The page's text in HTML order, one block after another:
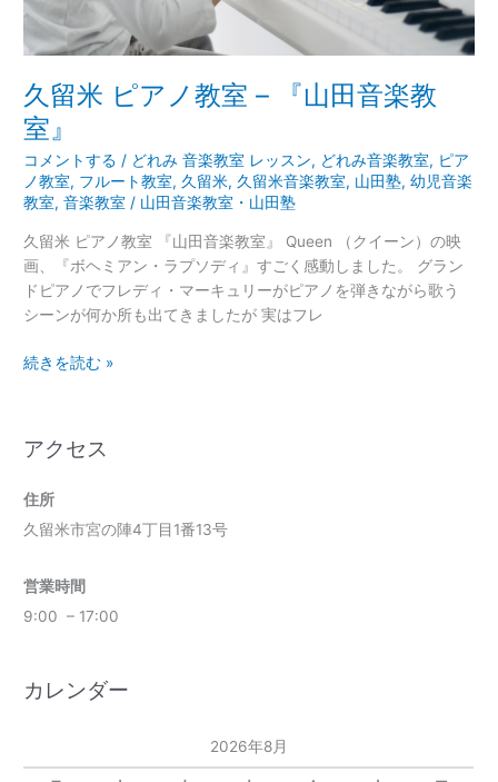
久留米 ピアノ教室 – 『山田音楽教
室』
コメントする / どれみ 音楽教室 レッスン, どれみ音楽教室, ピア
ノ教室, フルート教室, 久留米, 久留米音楽教室, 山田塾,幼児音楽
教室,音楽教室 / 山田音楽教室・山田塾
久留米 ピアノ教室 『山田音楽教室』 Queen （クイーン）の映
画、『ボヘミアン・ラプソディ』すごく感動しました。 グラン
ドピアノでフレディ・マーキュリーがピアノを弾きながら歌う
シーンが何か所も出てきましたが 実はフレ
田
音
楽
教
室』
続きを読む »
アクセス
住所
久留米市宮の陣4丁目1番13号
営業時間
9:00 – 17:00
カレンダー
2026年8月